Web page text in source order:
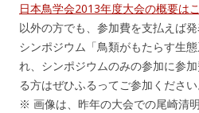
日本鳥学会2013年度大会の概要は
以外の方でも、参加費を支払えば
シンポジウム「鳥類がもたらす生
れ、シンポジウムのみの参加に参
る方はぜひふるってご参加ください
※ 画像は、昨年の大会での尾崎清